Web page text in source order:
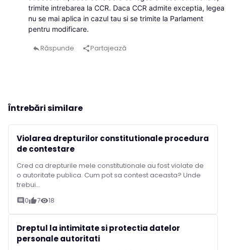
trimite intrebarea la CCR. Daca CCR admite exceptia, legea
nu se mai aplica in cazul tau si se trimite la Parlament
pentru modificare.
replyRăspunde sharePartajează
Întrebări similare
Violarea drepturilor constitutionale procedura
de contestare
Cred ca drepturile mele constitutionale au fost violate de
o autoritate publica. Cum pot sa contest aceasta? Unde
trebui...
comment 0thumb_up7visibility18
Dreptul la intimitate si protectia datelor
personale autoritati